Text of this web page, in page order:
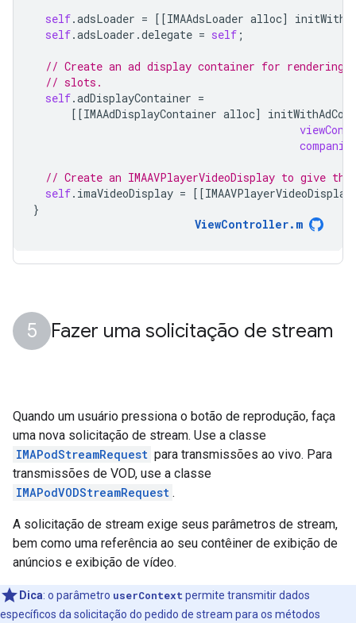
self.adsLoader = [[IMAAdsLoader alloc]
self.adsLoader .delegate = self ;
// Create an ad display container for rendering
// slots.
self.adDisplayContainer =
[[IMAAdDisplayContainer alloc]
// Create an IMAAVPlayerVideoDisplay to give
self. imaVideoDisplay = [[IMAAVPlayerVideoDisplay
}
ViewController. m
Fazer uma solicitação de stream
Quando um usuário pressiona o botão de reprodução, faça
uma nova solicitação de stream. Use a classe
IMAPodStreamRequest para transmissões ao vivo. Para
transmissões de VOD, use a classe
IMAPodVODStreamRequest .
A solicitação de stream exige seus parâmetros de stream,
bem como uma referência ao seu contêiner de exibição de
anúncios e exibição de vídeo.
Dica: o parâmetro userContext permite transmitir dados
específicos da solicitação do pedido de stream para os métodos